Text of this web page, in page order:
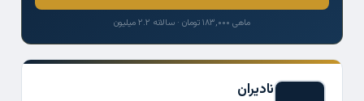
نادیران
ماهی ۱۸۳,۰۰۰ تومان · سالانه ۲.۲ میلیون